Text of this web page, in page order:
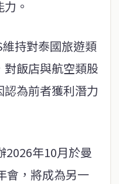
。
持對泰國旅遊類
飯店與航空類股
為前者獲利潛力
2026年10月於曼
會，將成為另一